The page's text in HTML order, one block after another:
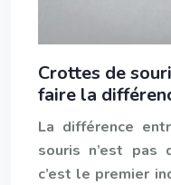
Crottes de
faire la
La différence
souris n’est pas
c’est le premier